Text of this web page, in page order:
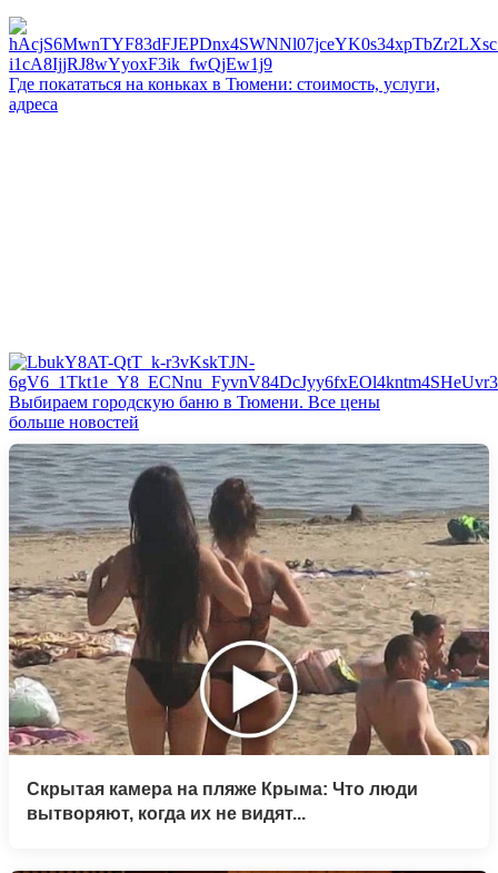
Где покататься на коньках в Тюмени: стоимость, услуги,
адреса
Выбираем городскую баню в Тюмени. Все цены
больше новостей
Скрытая камера на пляже Крыма: Что люди
вытворяют, когда их не видят...